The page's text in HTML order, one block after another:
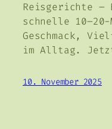
Reisgerichte –
schnelle
Geschmack,
im Alltag.
10. November 2025